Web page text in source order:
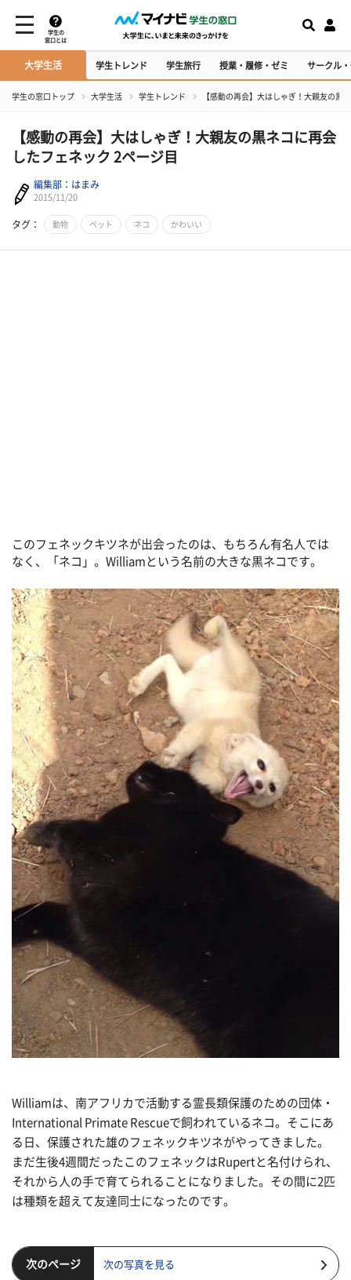
学生の
窓口とは
大学生活 学生トレンド 学生旅行 授業・履修・ゼミ サークル
学生の窓口トップ 大学生活 学生トレンド 【感動の再会】大はしゃぎ！大親友の黒
【感動の再会】大はしゃぎ！大親友の黒ネコに再会
したフェネック 2ページ目
編集部：はまみ
2015/11/20
タグ： 動物 ペット ネコ かわいい
このフェネックキツネが出会ったのは、もちろん有名人では
なく、「ネコ」。Williamという名前の大きな黒ネコです。
Williamは、南アフリカで活動する霊長類保護のための団体・
International Primate Rescueで飼われているネコ。そこにあ
る日、保護された雄のフェネックキツネがやってきました。
まだ生後4週間だったこのフェネックはRupertと名付けられ、
それから人の手で育てられることになりました。その間に2匹
は種類を超えて友達同士になったのです。
次のページ 次の写真を見る